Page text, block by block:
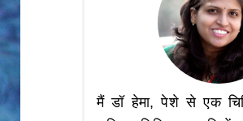
मैं डॉ हेमा, पेशे से एक